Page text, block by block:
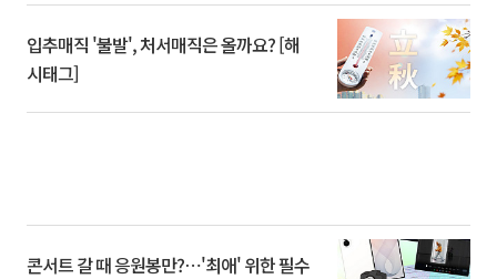
입추매직 '불발', 처서매직은 올까요? [해
시태그]
콘서트 갈 때 응원봉만?⋯'최애' 위한 필수